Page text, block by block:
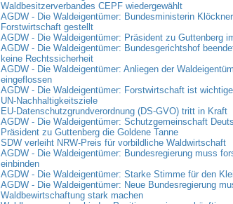
Waldbesitzerverbandes CEPF wiedergewählt
AGDW - Die Waldeigentümer: Bundesministerin
Forstwirtschaft gestellt
AGDW - Die Waldeigentümer: Präsident zu Guttenberg
AGDW - Die Waldeigentümer: Bundesgerichtshof
keine Rechtssicherheit
AGDW - Die Waldeigentümer: Anliegen der
eingeflossen
AGDW - Die Waldeigentümer: Forstwirtschaft ist
UN-Nachhaltigkeitsziele
EU-Datenschutzgrundverordnung (DS-GVO) tritt in Kraft
AGDW - Die Waldeigentümer: Schutzgemeinschaft
Präsident zu Guttenberg die Goldene Tanne
SDW verleiht NRW-Preis für vorbildliche Waldwirtschaft
AGDW - Die Waldeigentümer: Bundesregierung muss
einbinden
AGDW - Die Waldeigentümer: Starke Stimme für den
AGDW - Die Waldeigentümer: Neue Bundesregierung
Waldbewirtschaftung stark machen